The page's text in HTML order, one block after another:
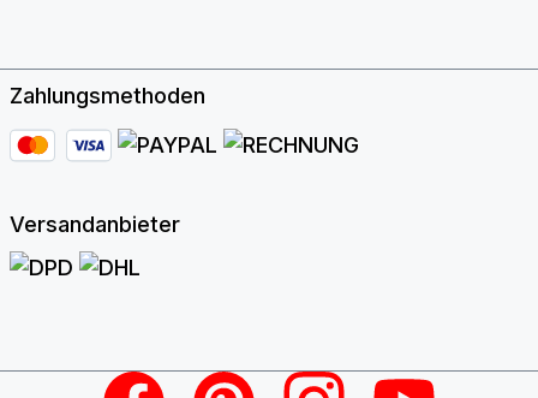
Zahlungsmethoden
Versandanbieter